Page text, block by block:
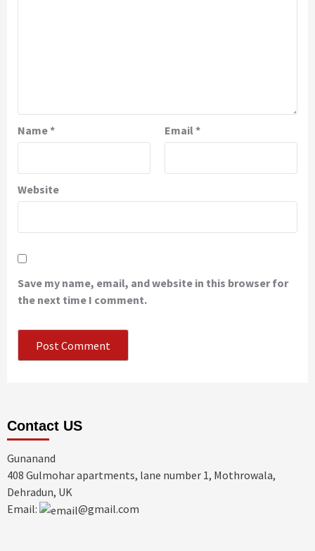
Name* Email*
Website
Save my name, email, and website in this browser for
the next time I comment.
Contact US
Gunanand
408 Gulmohar apartments, lane number 1, Mothrowala,
Dehradun, UK
Email:
@gmail.com